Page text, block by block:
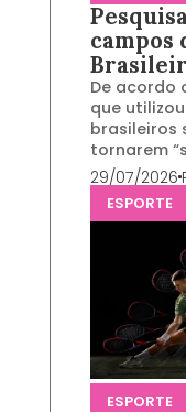
campos
De acordo
que
brasileiros
tornarem
29/07/2026
ESPORTE
ESPORTE